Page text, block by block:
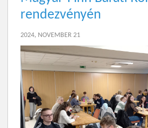
rendezvényén
2024, NOVEMBER 21